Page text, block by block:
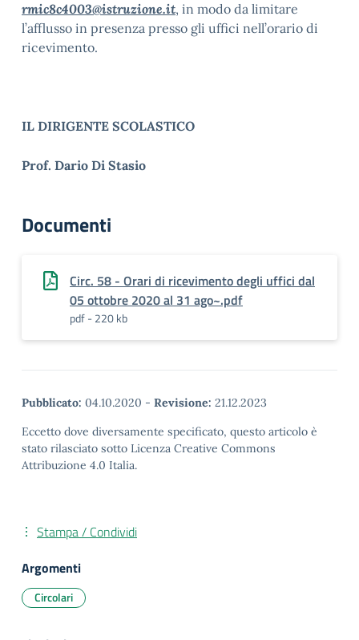
rmic8c4003@istruzione.it, in modo da limitare
l’afflusso in presenza presso gli uffici nell’orario di
ricevimento.
IL DIRIGENTE SCOLASTICO
Prof. Dario Di Stasio
Documenti
Circ. 58 - Orari di ricevimento degli uffici dal
05 ottobre 2020 al 31 ago~.pdf
pdf - 220 kb
Pubblicato: 04.10.2020 - Revisione: 21.12.2023
Eccetto dove diversamente specificato, questo articolo è
stato rilasciato sotto Licenza Creative Commons
Attribuzione 4.0 Italia.
Stampa / Condividi
Argomenti
Circolari